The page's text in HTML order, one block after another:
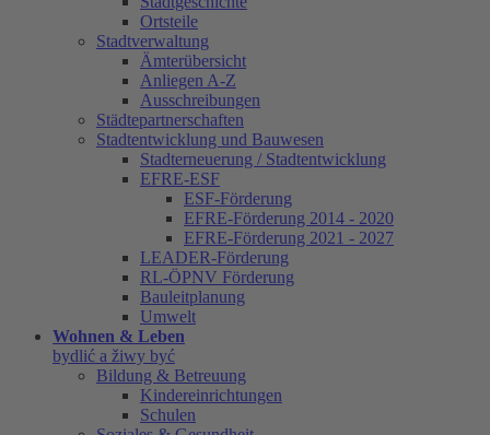
Ortsteile
Stadtverwaltung
Ämterübersicht
Anliegen A-Z
Ausschreibungen
Städtepartnerschaften
Stadtentwicklung und Bauwesen
Stadterneuerung / Stadtentwicklung
EFRE-ESF
ESF-Förderung
EFRE-Förderung 2014 - 2020
EFRE-Förderung 2021 - 2027
LEADER-Förderung
RL-ÖPNV Förderung
Bauleitplanung
Umwelt
Wohnen & Leben
bydlić a žiwy być
Bildung & Betreuung
Kindereinrichtungen
Schulen